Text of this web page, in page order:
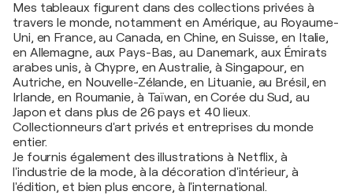
Mes tableaux figurent dans des collections privées à
travers le monde, notamment en Amérique, au Royaume-
Uni, en France, au Canada, en Chine, en Suisse, en Italie,
en Allemagne, aux Pays-Bas, au Danemark, aux Émirats
arabes unis, à Chypre, en Australie, à Singapour, en
Autriche, en Nouvelle-Zélande, en Lituanie, au Brésil, en
Irlande, en Roumanie, à Taïwan, en Corée du Sud, au
Japon et dans plus de 26 pays et 40 lieux.
Collectionneurs d'art privés et entreprises du monde
entier.
Je fournis également des illustrations à Netflix, à
l'industrie de la mode, à la décoration d'intérieur, à
l'édition, et bien plus encore, à l'international.